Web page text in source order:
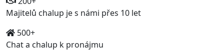
Majitelů chalup je s námi přes 10 let
500+
Chat a chalup k pronájmu